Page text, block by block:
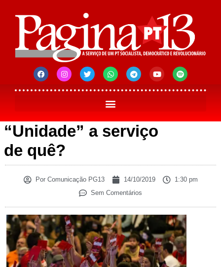
“Unidade” a serviço
de quê?
PorComunicação PG13 14/10/2019
1:30 pm
Sem Comentários